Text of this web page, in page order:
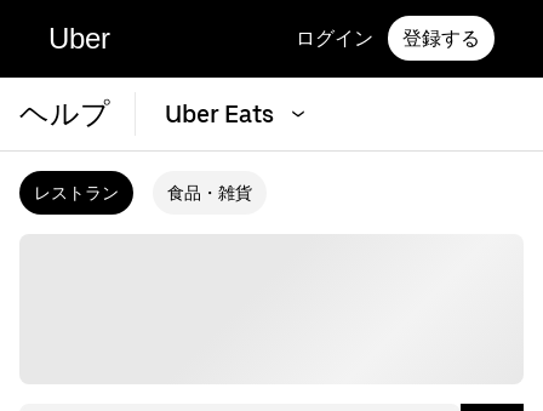
Uber ログイン 登録する
ヘルプ Uber Eats
レストラン 食品・雑貨